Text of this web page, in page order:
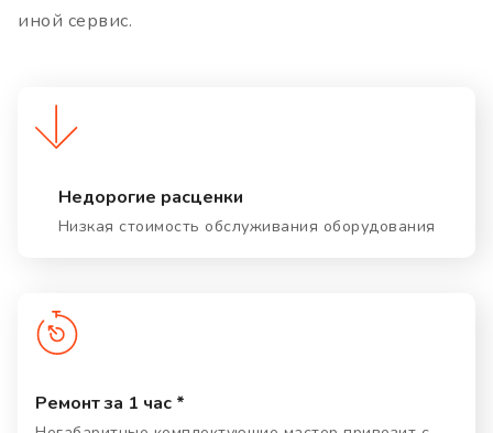
иной сервис.
Недорогие расценки
Низкая стоимость обслуживания оборудования
Ремонт за 1 час *